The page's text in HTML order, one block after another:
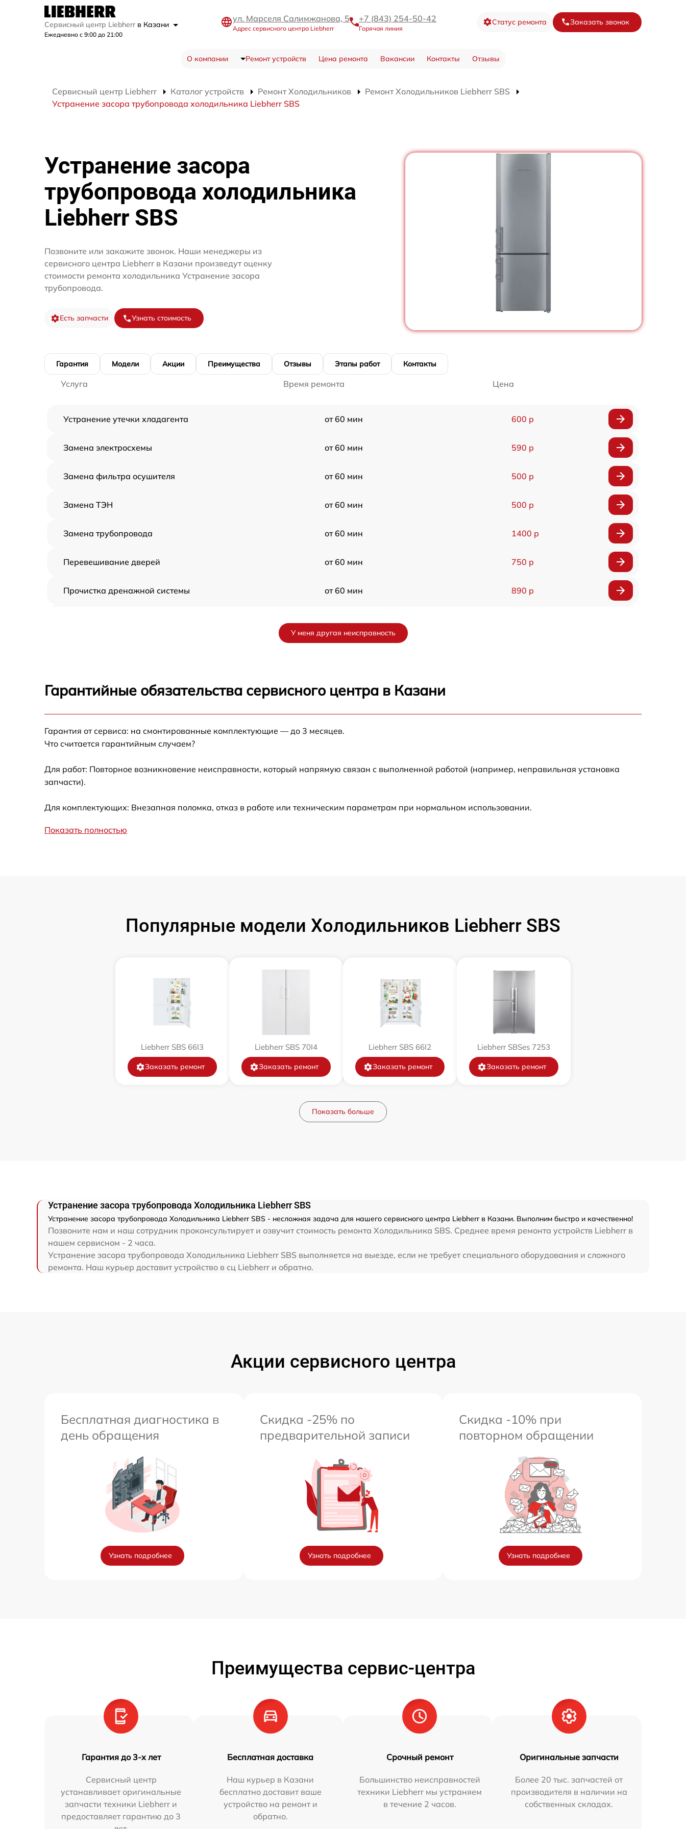
Сервисный центр Liebherr в Казани
Ежедневно с 9:00 до 21:00
ул. Марселя Салимжанова, 5
Адрес сервисного центра Liebherr
+7 (843) 254-50-42
Горячая линия
Статус ремонта Заказать звонок
О компании Ремонт устройств Цена ремонта Вакансии Контакты Отзывы
Сервисный центр Liebherr Каталог устройств Ремонт Холодильников
Ремонт Холодильников Liebherr SBS
Устранение засора трубопровода холодильника Liebherr SBS
Устранение засора
трубопровода холодильника
Liebherr SBS
Позвоните или закажите звонок. Наши менеджеры из
сервисного центра Liebherr в Казани произведут оценку
стоимости ремонта холодильника Устранение засора
трубопровода.
Есть запчасти Узнать стоимость
Гарантия Модели Акции Преимущества Отзывы Этапы работ Контакты
Услуга Время ремонта Цена
Устранение утечки хладагента от 60 мин 600 р
Замена электросхемы от 60 мин 590 р
Замена фильтра осушителя от 60 мин 500 р
Замена ТЭН от 60 мин 500 р
Замена трубопровода от 60 мин 1400 р
Перевешивание дверей от 60 мин 750 р
Прочистка дренажной системы от 60 мин 890 р
Замена дефростера от 60 мин
Замена нагревателя оттайки от 60 мин
У меня другая неисправность
Гарантийные обязательства сервисного центра в Казани
Гарантия от сервиса: на смонтированные комплектующие — до 3 месяцев.
Что считается гарантийным случаем?
Для работ: Повторное возникновение неисправности, который напрямую связан с выполненной работой (например, неправильная установка
запчасти).
Для комплектующих: Внезапная поломка, отказ в работе или техническим параметрам при нормальном использовании.
Показать полностью
Популярные модели Холодильников Liebherr SBS
Liebherr SBS 66I3
Заказать ремонт
Liebherr SBS 70I4
Заказать ремонт
Liebherr SBS 66I2
Заказать ремонт
Liebherr SBSes 7253
Заказать ремонт
Показать больше
Устранение засора трубопровода Холодильника Liebherr SBS
Устранение засора трубопровода Холодильника Liebherr SBS - несложная задача для нашего сервисного центра Liebherr в Казани. Выполним быстро и качественно!
Позвоните нам и наш сотрудник проконсультирует и озвучит стоимость ремонта Холодильника SBS. Среднее время ремонта устройств Liebherr в
нашем сервисном - 2 часа.
Устранение засора трубопровода Холодильника Liebherr SBS выполняется на выезде, если не требует специального оборудования и сложного
ремонта. Наш курьер доставит устройство в сц Liebherr и обратно.
Акции сервисного центра
Бесплатная диагностика в
день обращения
Узнать подробнее
Скидка -25% по
предварительной записи
Узнать подробнее
Скидка -10% при
повторном обращении
Узнать подробнее
Преимущества сервис-центра
Гарантия до 3-х лет
Сервисный центр
устанавливает оригинальные
запчасти техники Liebherr и
предоставляет гарантию до 3
Бесплатная доставка
Наш курьер в Казани
бесплатно доставит ваше
устройство на ремонт и
обратно.
Срочный ремонт
Большинство неисправностей
техники Liebherr мы устраняем
в течение 2 часов.
Оригинальные запчасти
Более 20 тыс. запчастей от
производителя в наличии на
собственных складах.